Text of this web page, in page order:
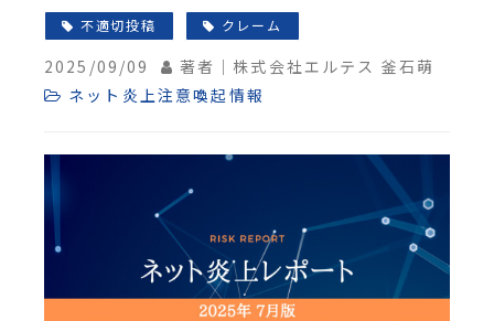
不適切投稿 クレーム
2025/09/09
著者｜株式会社エルテス 釜石萌
ネット炎上注意喚起情報